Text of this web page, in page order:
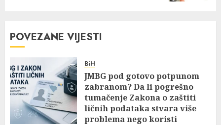
POVEZANE VIJESTI
BiH
JMBG pod gotovo potpunom
zabranom? Da li pogrešno
tumačenje Zakona o zaštiti
ličnih podataka stvara više
problema nego koristi